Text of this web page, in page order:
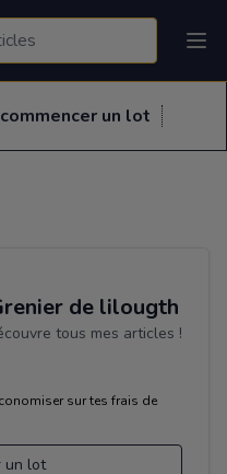
de lilougth
tous mes articles !
sur tes frais de
un lot
un lot